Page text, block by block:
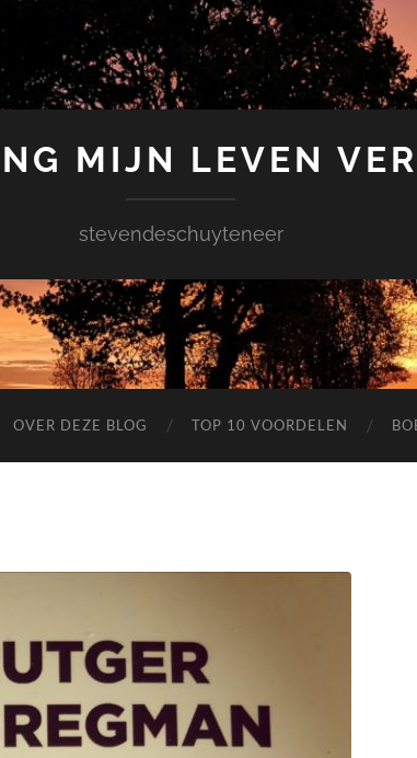
MIJN LEVEN
stevendeschuyteneer
OVER DEZE BLOG TOP 10 VOORDELEN